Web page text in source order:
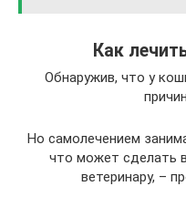
Как
Обнаружив, что у
Но самолечением
что может сделать
ветеринару, –